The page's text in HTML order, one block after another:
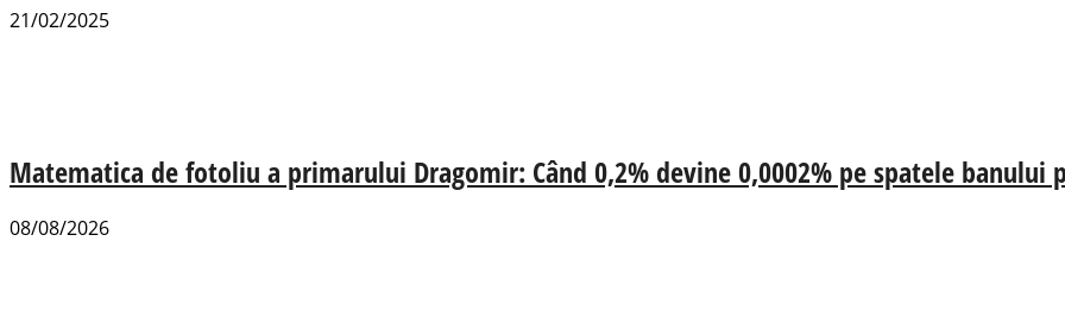
21/02/2025
Matematica de fotoliu a primarului Dragomir: Când 0,2% devine 0,0002% pe spatele banului
08/08/2026